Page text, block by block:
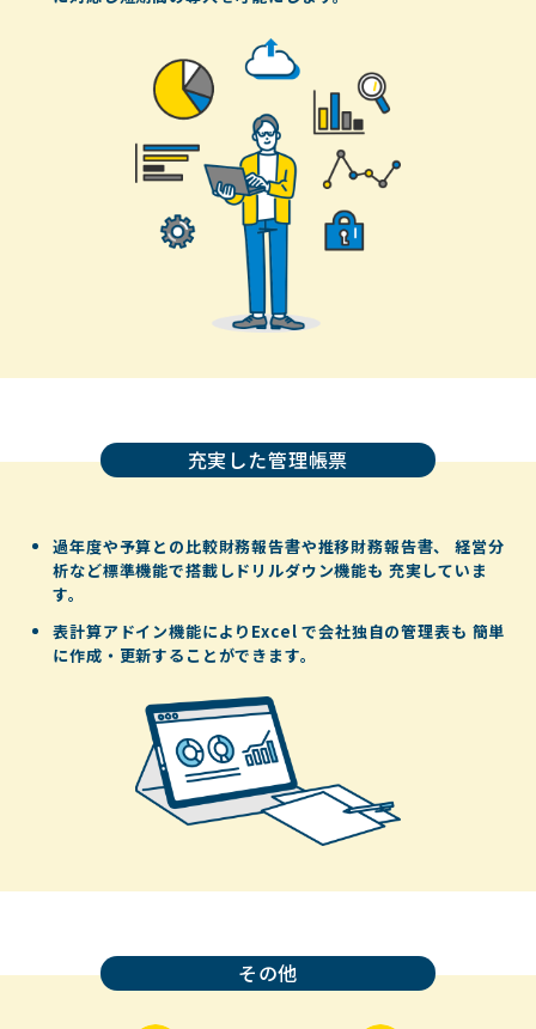
充実した管理帳票
過年度や予算との比較財務報告書や推移財務報告書、
経営分
析など標準機能で搭載しドリルダウン機能も 充実していま
す。
表計算アドイン機能によりExcel で会社独自の管理表も 簡単
に作成・更新することができます。
その他